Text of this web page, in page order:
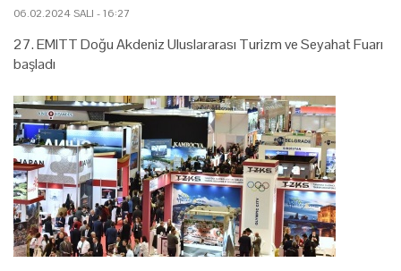
06.02.2024 SALI - 16:27
27. EMITT Doğu Akdeniz Uluslararası Turizm ve Seyahat Fuarı
başladı